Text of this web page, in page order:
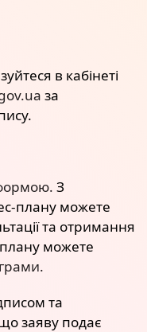
в кабінеті
за
З
плану можете
та отримання
можете
та
заяву подає